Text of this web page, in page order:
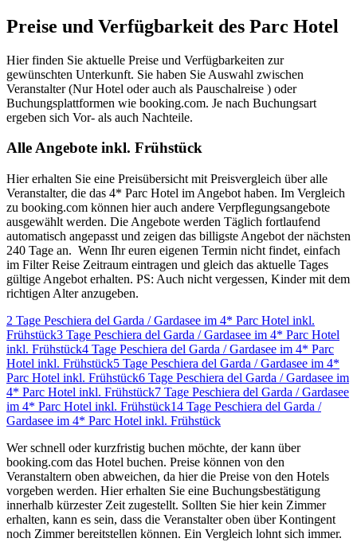
Preise und Verfügbarkeit des Parc Hotel
Hier finden Sie aktuelle Preise und Verfügbarkeiten zur
gewünschten Unterkunft. Sie haben Sie Auswahl zwischen
Veranstalter (Nur Hotel oder auch als Pauschalreise ) oder
Buchungsplattformen wie booking.com. Je nach Buchungsart
ergeben sich Vor- als auch Nachteile.
Alle Angebote inkl. Frühstück
Hier erhalten Sie eine Preisübersicht mit Preisvergleich über alle
Veranstalter, die das 4* Parc Hotel im Angebot haben. Im Vergleich
zu booking.com können hier auch andere Verpflegungsangebote
ausgewählt werden. Die Angebote werden Täglich fortlaufend
automatisch angepasst und zeigen das billigste Angebot der nächsten
240 Tage an. Wenn Ihr euren eigenen Termin nicht findet, einfach
im Filter Reise Zeitraum eintragen und gleich das aktuelle Tages
gültige Angebot erhalten. PS: Auch nicht vergessen, Kinder mit dem
richtigen Alter anzugeben.
2 Tage Peschiera del Garda / Gardasee im 4* Parc Hotel inkl.
Frühstück3 Tage Peschiera del Garda / Gardasee im 4* Parc Hotel
inkl. Frühstück4 Tage Peschiera del Garda / Gardasee im 4* Parc
Hotel inkl. Frühstück5 Tage Peschiera del Garda / Gardasee im 4*
Parc Hotel inkl. Frühstück6 Tage Peschiera del Garda / Gardasee im
4* Parc Hotel inkl. Frühstück7 Tage Peschiera del Garda / Gardasee
im 4* Parc Hotel inkl. Frühstück14 Tage Peschiera del Garda /
Gardasee im 4* Parc Hotel inkl. Frühstück
Wer schnell oder kurzfristig buchen möchte, der kann über
booking.com das Hotel buchen. Preise können von den
Veranstaltern oben abweichen, da hier die Preise von den Hotels
vorgeben werden. Hier erhalten Sie eine Buchungsbestätigung
innerhalb kürzester Zeit zugestellt. Sollten Sie hier kein Zimmer
erhalten, kann es sein, dass die Veranstalter oben über Kontingent
noch Zimmer bereitstellen können. Ein Vergleich lohnt sich immer.